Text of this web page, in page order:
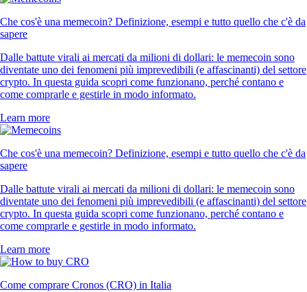
Che cos'è una memecoin? Definizione, esempi e tutto quello che c'è da
sapere
Dalle battute virali ai mercati da milioni di dollari: le memecoin sono
diventate uno dei fenomeni più imprevedibili (e affascinanti) del settore
crypto. In questa guida scopri come funzionano, perché contano e
come comprarle e gestirle in modo informato.
Learn more
Che cos'è una memecoin? Definizione, esempi e tutto quello che c'è da
sapere
Dalle battute virali ai mercati da milioni di dollari: le memecoin sono
diventate uno dei fenomeni più imprevedibili (e affascinanti) del settore
crypto. In questa guida scopri come funzionano, perché contano e
come comprarle e gestirle in modo informato.
Learn more
Come comprare Cronos (CRO) in Italia